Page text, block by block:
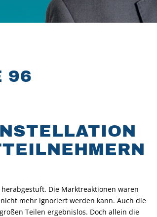
96
Die Marktreaktionen waren
mehr ignoriert werden kann. Auch die
Teilen ergebnislos. Doch allein die